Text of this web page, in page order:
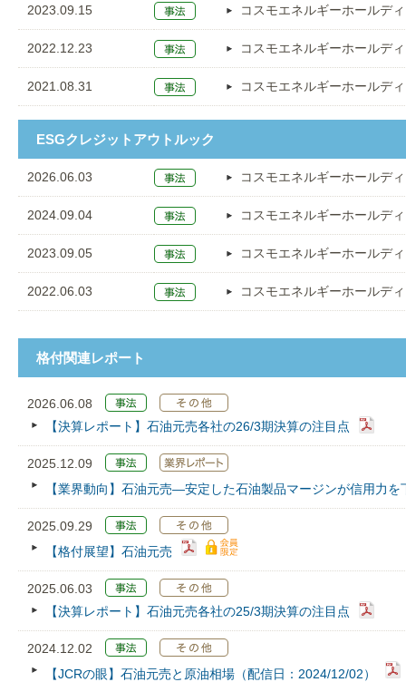
2023.09.15 コスモエネルギーホールデ
2022.12.23 コスモエネルギーホールデ
2021.08.31 コスモエネルギーホールデ
ESGクレジットアウトルック
2026.06.03 コスモエネルギーホールデ
2024.09.04 コスモエネルギーホールデ
2023.09.05 コスモエネルギーホールデ
2022.06.03 コスモエネルギーホールデ
格付関連レポート
2026.06.08
【決算レポート】石油元売各社の26/3期決算の注目点
2025.12.09
【業界動向】石油元売—安定した石油製品マージンが信用力
2025.09.29
【格付展望】石油元売
2025.06.03
【決算レポート】石油元売各社の25/3期決算の注目点
2024.12.02
【JCRの眼】石油元売と原油相場（配信日：2024/12/02）